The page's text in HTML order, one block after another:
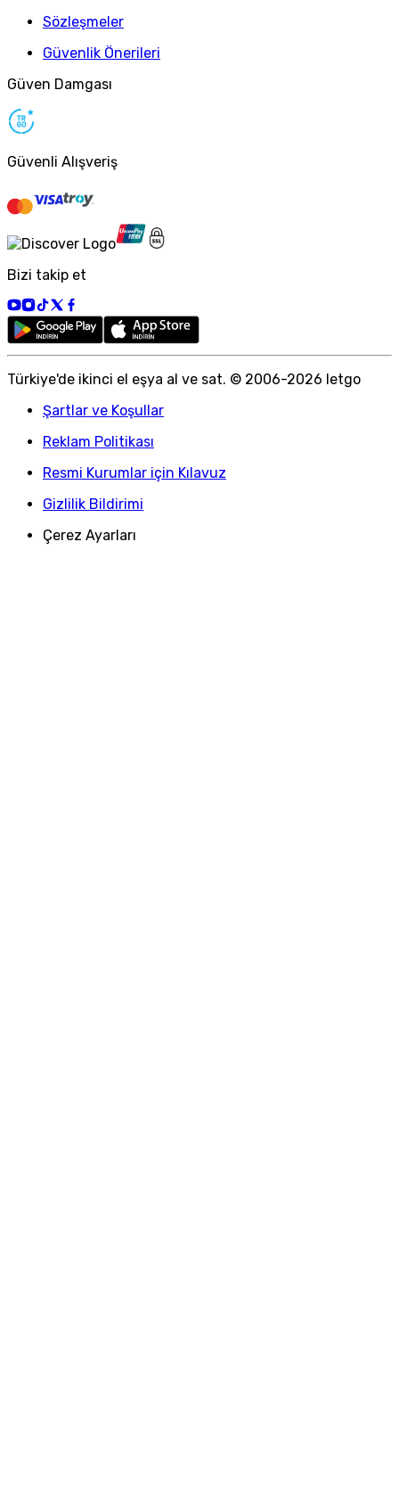
Sözleşmeler
Güvenlik Önerileri
Güven Damgası
Güvenli Alışveriş
Bizi takip et
Türkiye'de ikinci el eşya al ve sat. © 2006-2026 letgo
Şartlar ve Koşullar
Reklam Politikası
Resmi Kurumlar için Kılavuz
Gizlilik Bildirimi
Çerez Ayarları